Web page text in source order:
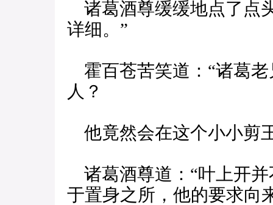
诸葛酒尊缓缓地点了点
详细。”
霍百苍苦笑道：“诸葛
人？
他竟然会在这个小小剪
诸葛酒尊道：“叶上开
于置身之所，他的要求向